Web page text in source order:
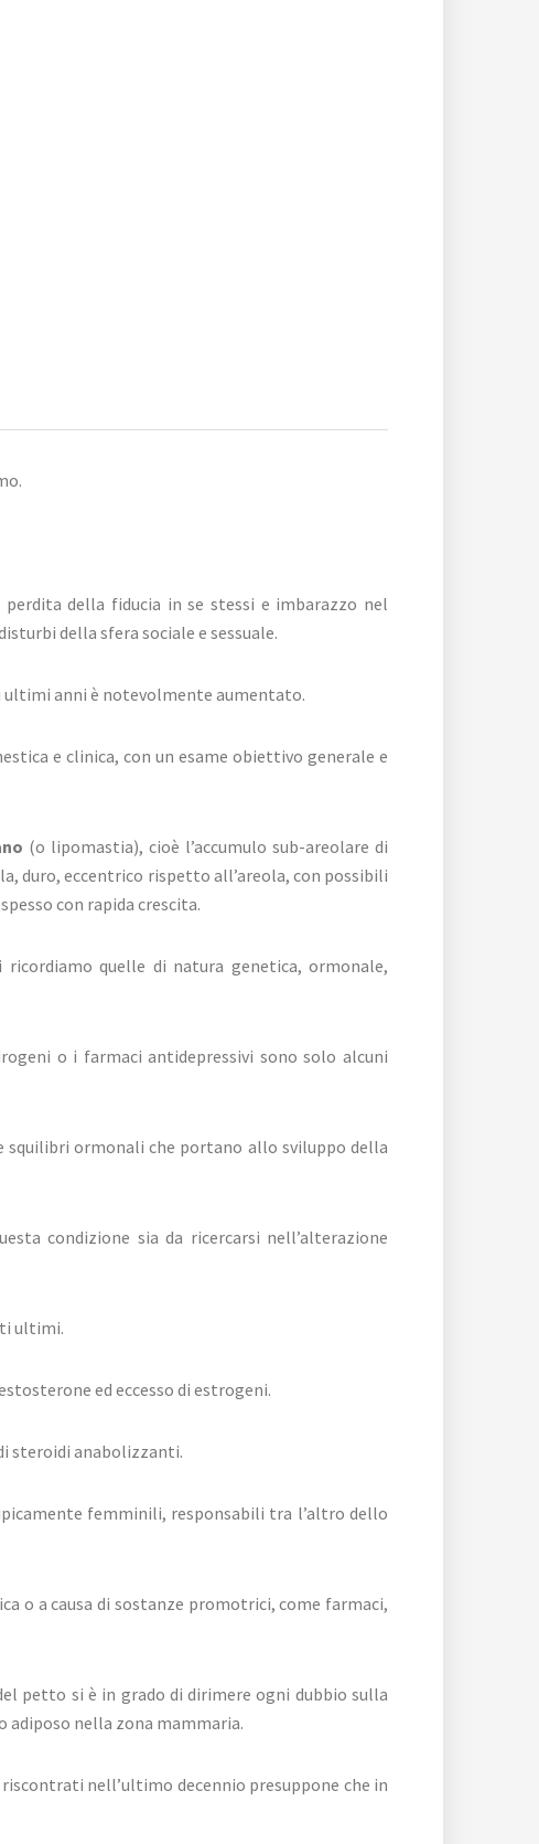
della fiducia in se stessi e imbarazzo nel
della sfera sociale e sessuale.
anni è notevolmente aumentato.
e clinica, con un esame obiettivo generale e
(o lipomastia), cioè l’accumulo sub-areolare di
duro, eccentrico rispetto all’areola, con possibili
con rapida crescita.
quelle di natura genetica, ormonale,
o i farmaci antidepressivi sono solo alcuni
squilibri ormonali che portano allo sviluppo della
condizione sia da ricercarsi nell’alterazione
ultimi.
ed eccesso di estrogeni.
steroidi anabolizzanti.
femminili, responsabili tra l’altro dello
o a causa di sostanze promotrici, come farmaci,
petto si è in grado di dirimere ogni dubbio sulla
adiposo nella zona mammaria.
nell’ultimo decennio presuppone che in